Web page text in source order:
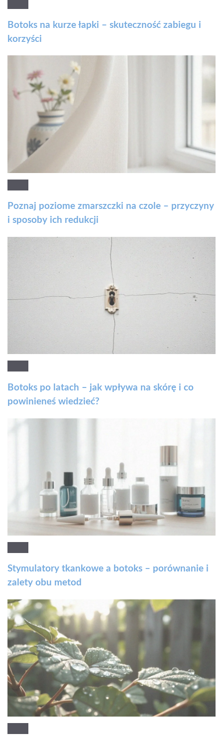
Botoks na kurze łapki – skuteczność zabiegu i
korzyści
Poznaj poziome zmarszczki na czole – przyczyny
i sposoby ich redukcji
Botoks po latach – jak wpływa na skórę i co
powinieneś wiedzieć?
Stymulatory tkankowe a botoks – porównanie i
zalety obu metod